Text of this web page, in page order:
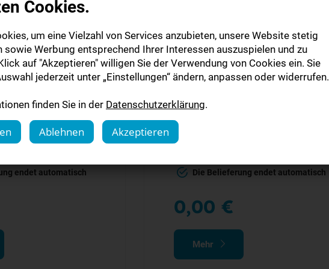
Oderzeitung
endet automatisch
Märkische Zeitung
Die Belieferung endet automatisch
0,00 €
Mehr
Cookies.
um eine Vielzahl von Services anzubieten, unsere Website stetig
sowie Werbung entsprechend Ihrer Interessen auszuspielen und zu
auf "Akzeptieren" willigen Sie der Verwendung von Cookies ein. Sie
jederzeit unter „Einstellungen“ ändern, anpassen oder widerrufen.
finden Sie in der Datenschutzerklärung.
Ablehnen Akzeptieren